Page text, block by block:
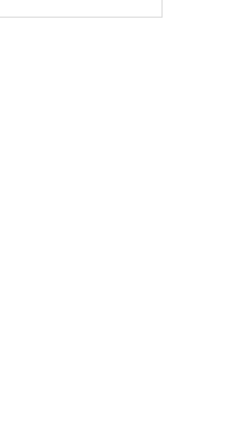
向胶套和球头